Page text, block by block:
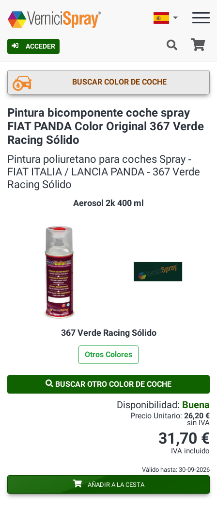
ACCEDER
Español
BUSCAR COLOR DE COCHE
Pintura bicomponente coche spray
FIAT PANDA Color Original 367 Verde
Racing Sólido
Pintura poliuretano para coches Spray ‐
FIAT ITALIA / LANCIA PANDA ‐ 367 Verde
Racing Sólido
Aerosol 2k 400 ml
367 Verde Racing Sólido
Otros Colores
BUSCAR OTRO COLOR DE COCHE
Disponibilidad: Buena
Precio Unitario: 26,20 €
sin IVA
31,70 €
IVA incluido
Válido hasta: 30-09-2026
AÑADIR A LA CESTA